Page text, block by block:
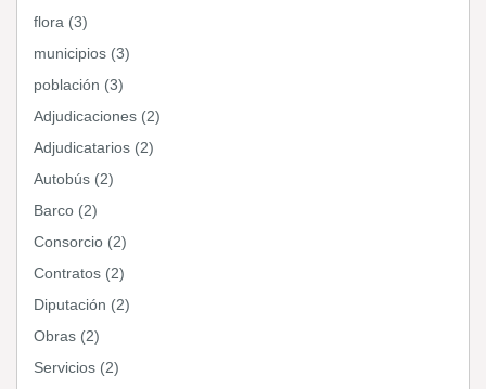
flora (3)
municipios (3)
población (3)
Adjudicaciones (2)
Adjudicatarios (2)
Autobús (2)
Barco (2)
Consorcio (2)
Contratos (2)
Diputación (2)
Obras (2)
Servicios (2)